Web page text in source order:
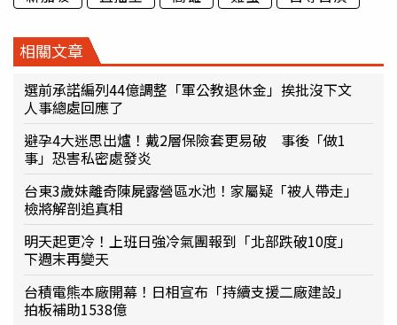
相關文章
選前承諾編列44億調整「軍公教退休金」挨批沒下文
人事總處回應了
避孕4大迷思出爐！戴2層保險套更易破 事後「做1
事」恐害私密處發炎
台東3歲妹離奇陳屍露營區水池！家屬疑「被人帶走」
檢將解剖追真相
明天起更冷！上班日強冷氣團報到「北部跌破10度」
下週末再變天
台積電熊本廠開幕！日相宣布「持續支援二廠建設」
拍板補助1538億